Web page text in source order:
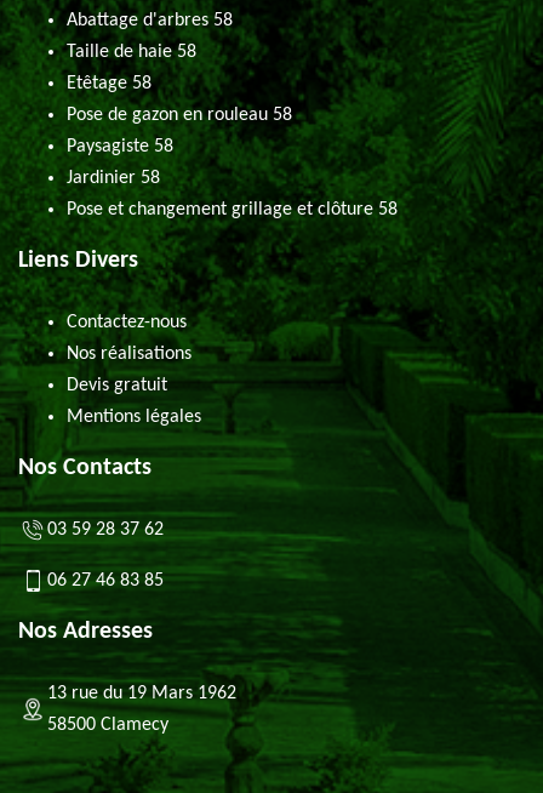
Abattage d'arbres 58
Taille de haie 58
Etêtage 58
Pose de gazon en rouleau 58
Paysagiste 58
Jardinier 58
Pose et changement grillage et clôture 58
Liens Divers
Contactez-nous
Nos réalisations
Devis gratuit
Mentions légales
Nos Contacts
03 59 28 37 62
06 27 46 83 85
Nos Adresses
13 rue du 19 Mars 1962
58500 Clamecy